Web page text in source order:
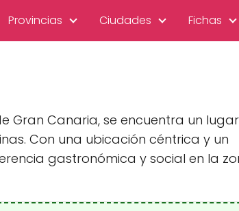
Provincias Ciudades Fichas
Gran Canaria, se encuentra un lugar
Con una ubicación céntrica y un
gastronómica y social en la